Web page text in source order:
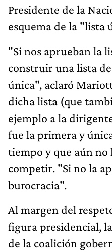
Presidente de la
esquema de la "lista
"Si nos aprueban la
construir una lista
única", aclaró
dicha lista (que
ejemplo a la
fue la primera y
tiempo y que aún
competir. "Si no la
burocracia".
Al margen del
figura presidencial,
de la coalición